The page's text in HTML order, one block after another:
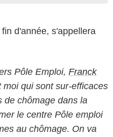
d'année, s'appellera
Pôle Emploi, Franck
moi qui sont sur-efficaces
de chômage dans la
le centre Pôle emploi
au chômage. On va